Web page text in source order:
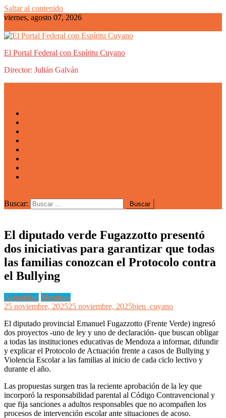
Saltar al contenido
viernes, agosto 07, 2026
El Portal Federal con Espíritu Cuyano
Director: Julián Galván
Buscar:
El diputado verde Fugazzotto presentó
dos iniciativas para garantizar que todas
las familias conozcan el Protocolo contra
el Bullying
Actualidad Mendoza
25 noviembre, 202525 noviembre, 2025bien_cuyano
El diputado provincial Emanuel Fugazzotto (Frente Verde) ingresó
dos proyectos -uno de ley y uno de declaración- que buscan obligar
a todas las instituciones educativas de Mendoza a informar, difundir
y explicar el Protocolo de Actuación frente a casos de Bullying y
Violencia Escolar a las familias al inicio de cada ciclo lectivo y
durante el año.
Las propuestas surgen tras la reciente aprobación de la ley que
incorporó la responsabilidad parental al Código Contravencional y
que fija sanciones a adultos responsables que no acompañen los
procesos de intervención escolar ante situaciones de acoso.